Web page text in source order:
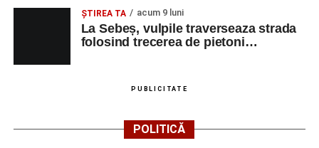
Urmărește-ne pe Google News
cea de-a III-a ediție a concursului „CicloAventurier
ŞTIREA TA acum 9 luni
La Sebeș, vulpile traverseaza strada
folosind trecerea de pietoni…
PUBLICITATE
POLITICĂ